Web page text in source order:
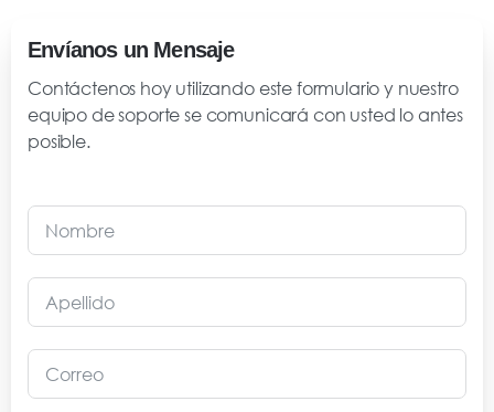
Envíanos un Mensaje
Contáctenos hoy utilizando este formulario y nuestro
equipo de soporte se comunicará con usted lo antes
posible.